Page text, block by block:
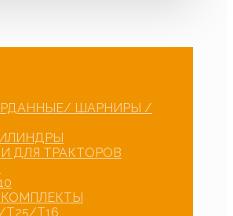
ШАРНИРЫ /
ДЛЯ ТРАКТОРОВ
Т25/Т16